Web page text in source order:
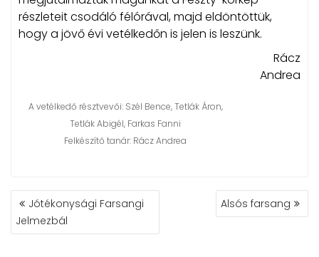
részleteit csodáló félórával, majd eldöntöttük,
hogy a jövő évi vetélkedőn is jelen is leszünk.
Rácz
Andrea
A vetélkedő résztvevői: Szél Bence, Tetlák Áron,
Tetlák Abigél, Farkas Fanni
Felkészítő tanár: Rácz Andrea
BEJEGYZÉS
NAVIGÁCIÓ
Jótékonysági Farsangi
Jelmezbál
Alsós farsang